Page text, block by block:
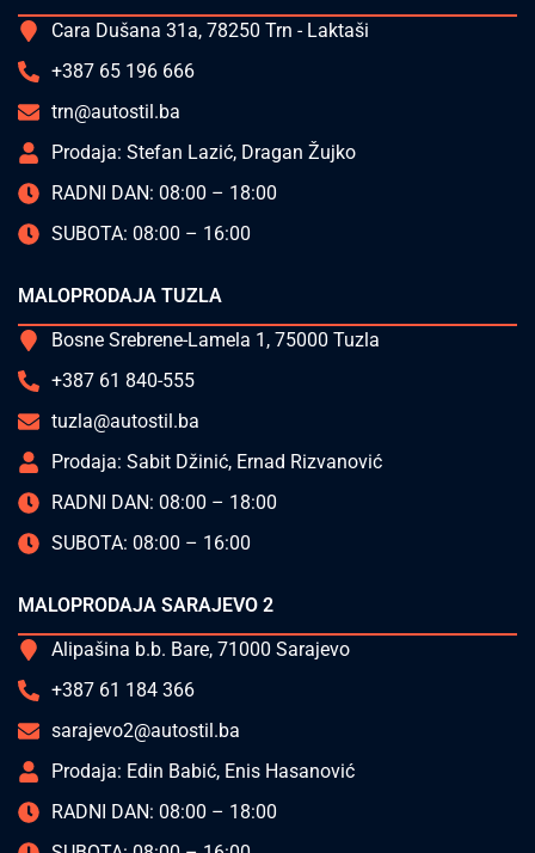
Cara Dušana 31a, 78250 Trn - Laktaši
+387 65 196 666
trn@autostil.ba
Prodaja: Stefan Lazić, Dragan Žujko
RADNI DAN: 08:00 – 18:00
SUBOTA: 08:00 – 16:00
MALOPRODAJA TUZLA
Bosne Srebrene-Lamela 1, 75000 Tuzla
+387 61 840-555
tuzla@autostil.ba
Prodaja: Sabit Džinić, Ernad Rizvanović
RADNI DAN: 08:00 – 18:00
SUBOTA: 08:00 – 16:00
MALOPRODAJA SARAJEVO 2
Alipašina b.b. Bare, 71000 Sarajevo
+387 61 184 366
sarajevo2@autostil.ba
Prodaja: Edin Babić, Enis Hasanović
RADNI DAN: 08:00 – 18:00